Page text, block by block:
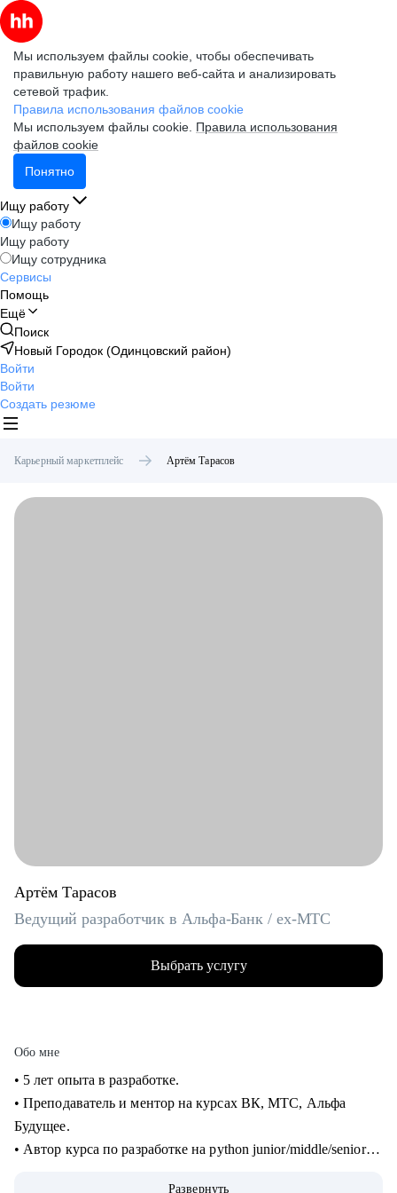
Мы используем файлы cookie, чтобы обеспечивать
правильную работу нашего веб-сайта и анализировать
сетевой трафик.
Правила использования файлов cookie
Мы используем файлы cookie. Правила использования
файлов cookie
Понятно
Ищу работу
Ищу работу
Ищу работу
Ищу сотрудника
Сервисы
Помощь
Ещё
Поиск
Новый Городок (Одинцовский район)
Войти
Войти
Создать резюме
Карьерный маркетплейс Артём Тарасов
Артём Тарасов
Ведущий разработчик в Альфа-Банк / ex-МТС
Выбрать услугу
Обо мне
• 5 лет опыта в разработке.
• Преподаватель и ментор на курсах ВК, МТС, Альфа
Будущее.
• Автор курса по разработке на python junior/middle/senior
Развернуть